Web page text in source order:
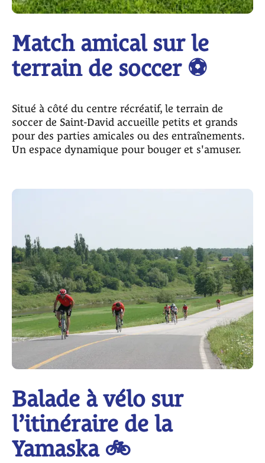
Match amical sur le
terrain de soccer ⚽
Situé à côté du centre récréatif, le terrain de
soccer de Saint-David accueille petits et grands
pour des parties amicales ou des entraînements.
Un espace dynamique pour bouger et s'amuser.​
Balade à vélo sur
l’itinéraire de la
Yamaska 🚲